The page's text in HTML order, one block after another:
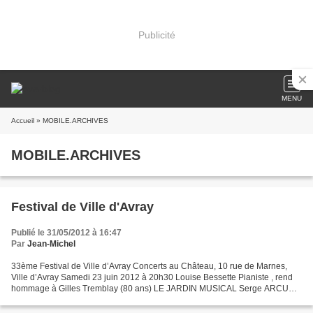
Publicité
MENU
Accueil » MOBILE.ARCHIVES
MOBILE.ARCHIVES
Festival de Ville d'Avray
Publié le 31/05/2012 à 16:47
Par Jean-Michel
33ème Festival de Ville d’Avray Concerts au Château, 10 rue de Marnes,
Ville d’Avray Samedi 23 juin 2012 à 20h30 Louise Bessette Pianiste , rend
hommage à Gilles Tremblay (80 ans) LE JARDIN MUSICAL Serge ARCURI: